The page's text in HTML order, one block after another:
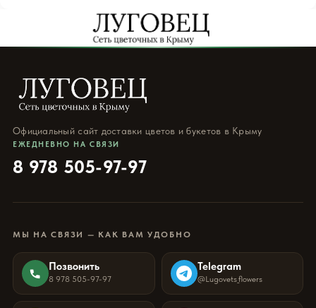
Официальный сайт доставки цветов и букетов в Крыму
ЕЖЕДНЕВНО НА СВЯЗИ
8 978 505-97-97
МЫ НА СВЯЗИ — КАК ВАМ УДОБНО
Позвонить
8 978 505-97-97
Telegram
@Lugovets_flowers